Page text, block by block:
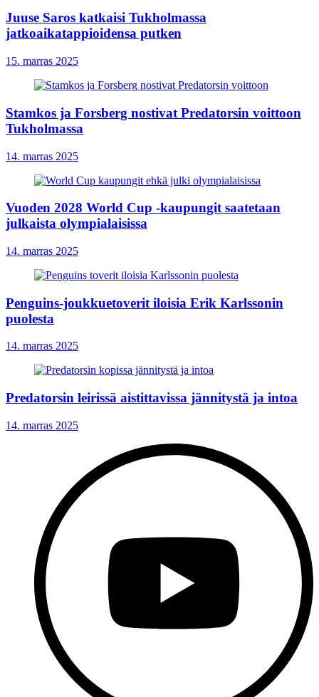
Juuse Saros katkaisi Tukholmassa
jatkoaikatappioidensa putken
15. marras 2025
Stamkos ja Forsberg nostivat Predatorsin voittoon
Tukholmassa
14. marras 2025
Vuoden 2028 World Cup -kaupungit saatetaan
julkaista olympialaisissa
14. marras 2025
Penguins-joukkuetoverit iloisia Erik Karlssonin
puolesta
14. marras 2025
Predatorsin leirissä aistittavissa jännitystä ja intoa
14. marras 2025